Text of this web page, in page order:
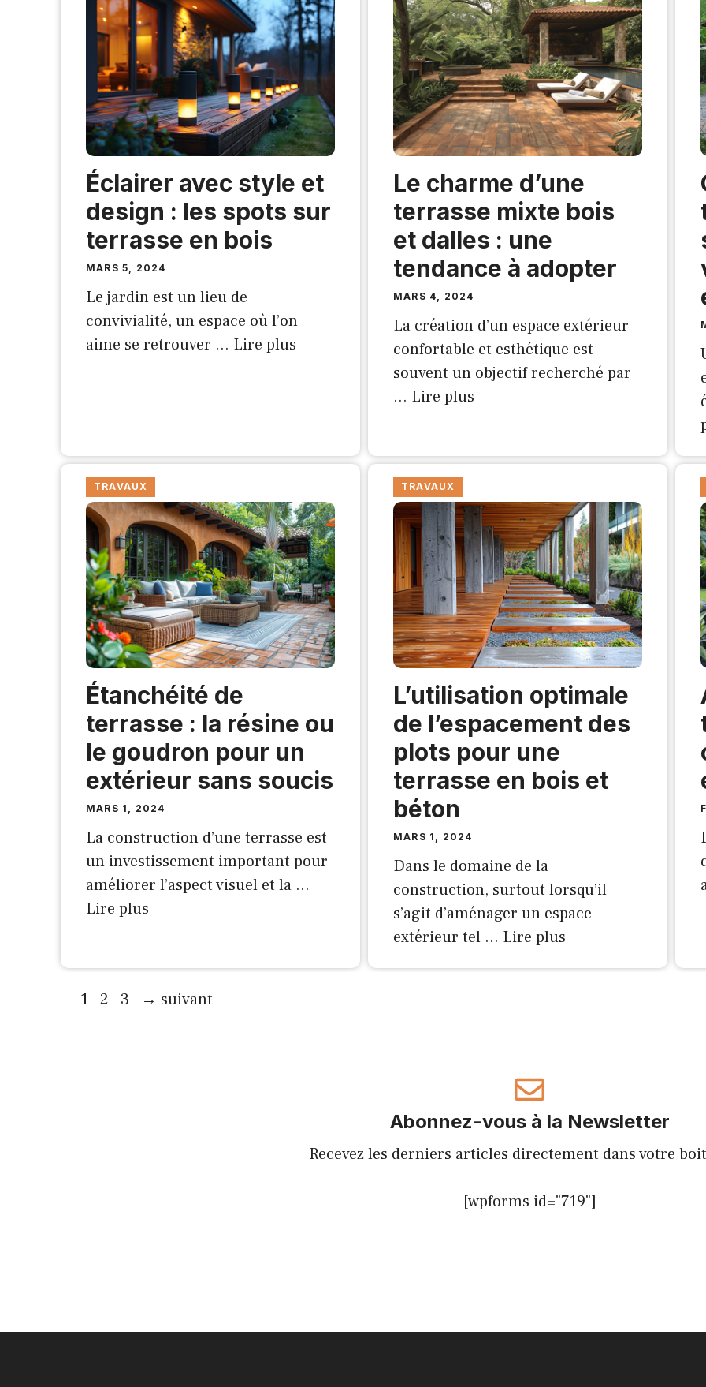
Éclairer avec style et
design : les spots sur
terrasse en bois
MARS 5, 2024
Le jardin est un lieu de
convivialité, un espace où l’on
aime se retrouver … Lire plus
Le charme d’une
terrasse mixte bois
et dalles : une
tendance à adopter
MARS 4, 2024
La création d’un espace extérieur
confortable et esthétique est
souvent un objectif recherché par
… Lire plus
TRAVAUX
Étanchéité de
terrasse : la résine ou
le goudron pour un
extérieur sans soucis
MARS 1, 2024
La construction d’une terrasse est
un investissement important pour
améliorer l’aspect visuel et la …
Lire plus
TRAVAUX
L’utilisation optimale
de l’espacement des
plots pour une
terrasse en bois et
béton
MARS 1, 2024
Dans le domaine de la
construction, surtout lorsqu’il
s’agit d’aménager un espace
extérieur tel … Lire plus
Page
1 Page
2 Page
3 → suivant
Abonnez-vous à la Newsletter
Recevez les derniers articles directement dans votre
[wpforms id="719"]